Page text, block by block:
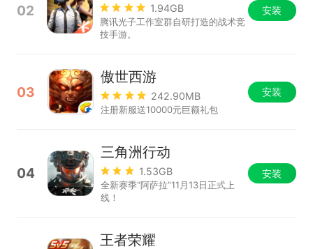
02 1.94GB
腾讯光子工作室群自研打造的战术竞
技手游。
安装
03
傲世西游
242.90MB
注册新服送10000元巨额礼包
安装
04
三角洲行动
1.53GB
全新赛季“阿萨拉”11月13日正式上
线！
安装
王者荣耀